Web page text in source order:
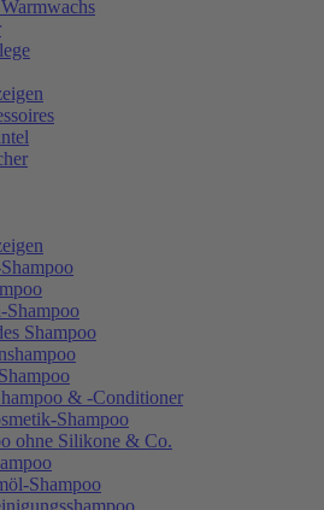
Shampoo
Shampoo
& -Conditioner
Shampoo
ohne Silikone & Co.
Shampoo